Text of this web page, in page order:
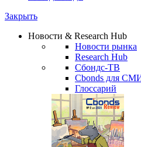
Watchlist
Сбондс Люди
Новости & Research Hub
Новости рынка
Research Hub
Сбондс-ТВ
Cbonds для СМИ
Глоссарий